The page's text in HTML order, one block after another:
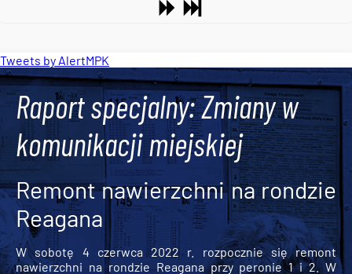
Tweets by AlertMPK
Raport specjalny: Zmiany w
komunikacji miejskiej
Remont nawierzchni na rondzie
Reagana
W sobotę 4 czerwca 2022 r. rozpocznie się remont
nawierzchni na rondzie Reagana przy peronie 1 i 2. W